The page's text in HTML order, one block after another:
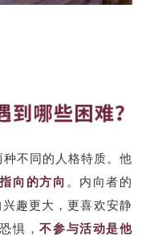
不同的人格特质。他
向的方向 。内向者的
趣更大，更喜欢安静
惧，不参与活动是他